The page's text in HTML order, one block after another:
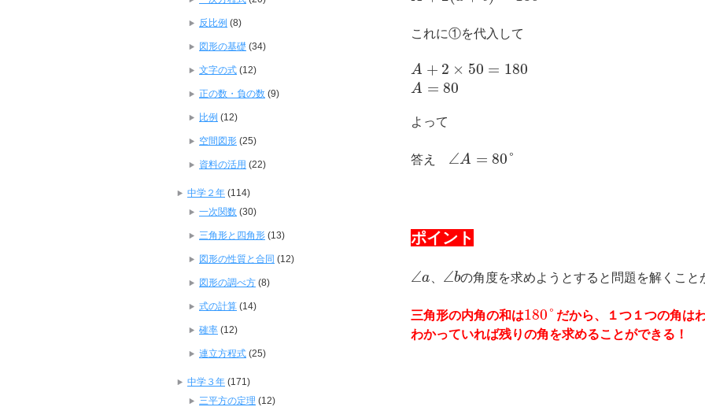
これに①を代入して
A + 2 × 50 = 180
A = 80
よって
答え ∠A = 80°
ポイント
∠a ∠bの角度を求めようとすると問題を解くこと
三角形の内角の和は180° だから、１つ１つの角は
わかっていれば残りの角を求めることができる！
反比例 (8)
図形の基礎 (34)
文字の式 (12)
正の数・負の数 (9)
比例 (12)
空間図形 (25)
資料の活用 (22)
中学２年 (114)
一次関数 (30)
三角形と四角形 (13)
図形の性質と合同 (12)
図形の調べ方 (8)
式の計算 (14)
確率 (12)
連立方程式 (25)
中学３年 (171)
三平方の定理 (12)